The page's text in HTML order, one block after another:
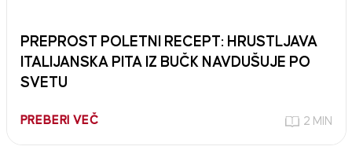
PREPROST POLETNI RECEPT: HRUSTLJAVA
ITALIJANSKA PITA IZ BUČK NAVDUŠUJE PO
SVETU
PREBERI VEČ 2 MIN